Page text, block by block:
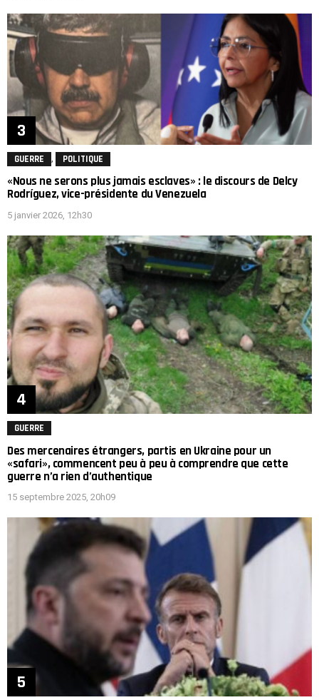
GUERRE , POLITIQUE
«Nous ne serons plus jamais esclaves» : le discours de Delcy
Rodríguez, vice-présidente du Venezuela
5 janvier 2026, 12h30
GUERRE
Des mercenaires étrangers, partis en Ukraine pour un
«safari», commencent peu à peu à comprendre que cette
guerre n’a rien d’authentique
15 septembre 2025, 20h09